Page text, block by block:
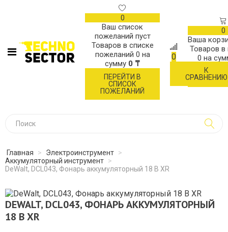
0
Ваш список
пожеланий пуст
Товаров в списке
пожеланий 0 на
сумму 0 ₸
ПЕРЕЙТИ В
СПИСОК
ПОЖЕЛАНИЙ
0
К
СРАВНЕНИЮ
0
Ваша
Товаров в
0 на
Главная > Электроинструмент >
Аккумуляторный инструмент >
DeWalt, DCL043, Фонарь аккумуляторный 18 В XR
DEWALT, DCL043, ФОНАРЬ АККУМУЛЯТОРНЫЙ
18 В XR